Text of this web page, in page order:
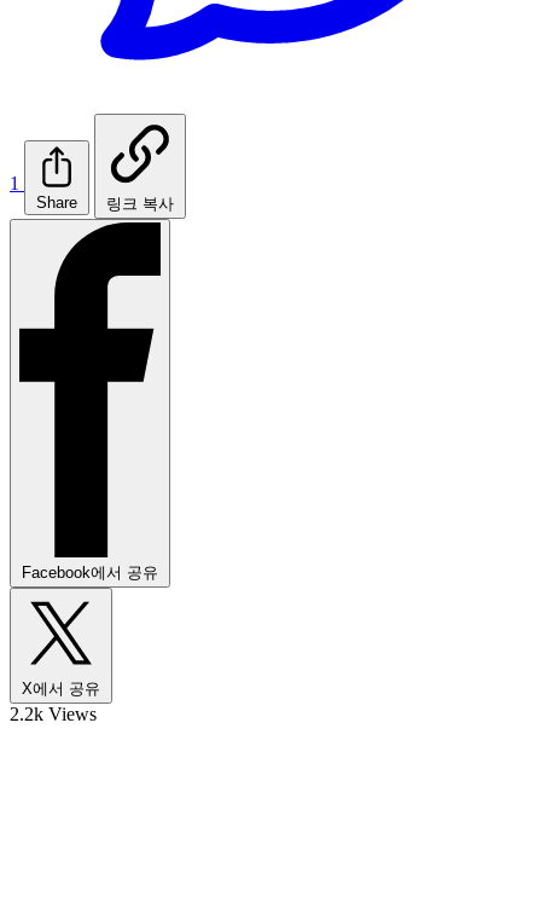
1
Share 링크 복사
Facebook에서 공유
X에서 공유
2.2k Views